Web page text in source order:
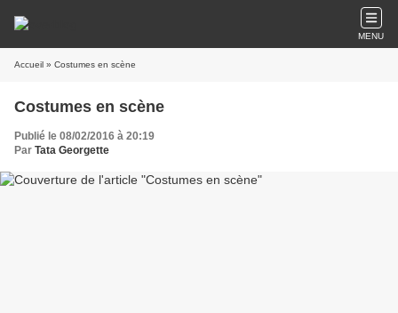
MENU
Accueil » Costumes en scène
Costumes en scène
Publié le 08/02/2016 à 20:19
Par Tata Georgette